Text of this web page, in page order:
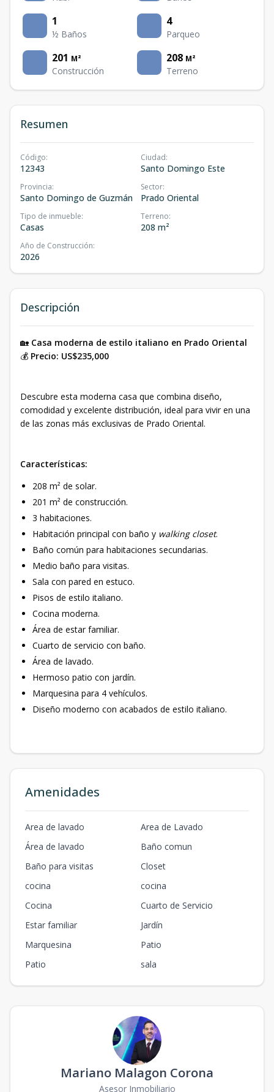
1
½ Baños
4
Parqueo
201 M²
Construcción
208 M²
Terreno
Resumen
Código:
12343
Ciudad:
Santo Domingo Este
Provincia:
Santo Domingo de Guzmán
Sector:
Prado Oriental
Tipo de inmueble:
Casas
Terreno:
208 m²
Año de Construcción:
2026
Descripción
🏡 Casa moderna de estilo italiano en Prado Oriental
💰 Precio: US$235,000
Descubre esta moderna casa que combina diseño,
comodidad y excelente distribución, ideal para vivir en una
de las zonas más exclusivas de Prado Oriental.
Características:
208 m² de solar.
201 m² de construcción.
3 habitaciones.
Habitación principal con baño y walking closet.
Baño común para habitaciones secundarias.
Medio baño para visitas.
Sala con pared en estuco.
Pisos de estilo italiano.
Cocina moderna.
Área de estar familiar.
Cuarto de servicio con baño.
Área de lavado.
Hermoso patio con jardín.
Marquesina para 4 vehículos.
Diseño moderno con acabados de estilo italiano.
Amenidades
Area de lavado
Area de Lavado
Área de lavado
Baño comun
Baño para visitas
Closet
cocina
cocina
Cocina
Cuarto de Servicio
Estar familiar
Jardín
Marquesina
Patio
Patio
sala
Mariano Malagon Corona
Asesor Inmobiliario